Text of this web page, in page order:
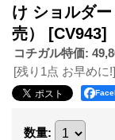
け ショルダ
売） [CV943]
コチガル特価:
[残り1点 お早めに!]
数量: